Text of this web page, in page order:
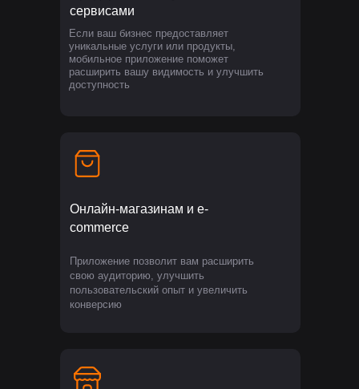
Приложение позволит вам расширить
свою аудиторию, улучшить
пользовательский опыт и увеличить
конверсию
Онлайн-магазинам и e-
commerce
Если ваш бизнес предоставляет
уникальные услуги или продукты,
мобильное приложение поможет
расширить вашу видимость и улучшить
доступность
сервисами